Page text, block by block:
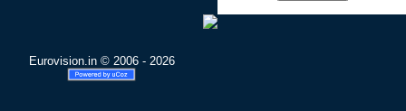
Eurovision.in © 2006 - 2026